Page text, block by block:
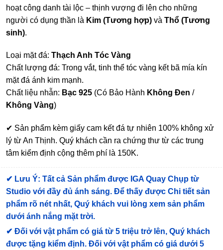
hoạt công danh tài lộc – thịnh vượng đi lên cho những
người có dụng thần là Kim (Tương hợp) và Thổ (Tương
sinh).
Loại mặt đá: Thạch Anh Tóc Vàng
Chất lượng đá: Trong vắt, tinh thể tóc vàng kết bã mía kín
mặt đá ánh kim mạnh.
Chất liệu nhẫn: Bạc 925 (Có Bảo Hành Không Đen /
Không Vàng)
✔ Sản phẩm kèm giấy cam kết đá tự nhiên 100% không xử
lý từ An Thịnh. Quý khách cần ra chứng thư từ các trung
tâm kiểm định cộng thêm phí là 150K.
✔ Lưu Ý: Tất cả Sản phẩm được IGA Quay Chụp từ
Studio với đầy đủ ánh sáng. Để thấy được Chi tiết sản
phẩm rõ nét nhất, Quý khách vui lòng xem sản phẩm
dưới ánh nắng mặt trời.
✔ Đối với vật phẩm có giá từ 5 triệu trở lên, Quý khách
được tặng kiểm định. Đối với vật phẩm có giá dưới 5